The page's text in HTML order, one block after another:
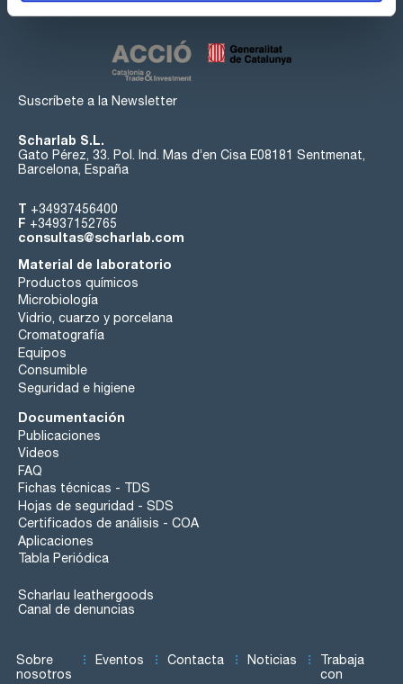
Suscríbete a la Newsletter
Scharlab S.L.
Gato Pérez, 33. Pol. Ind. Mas d’en Cisa E08181 Sentmenat,
Barcelona, España
T +34937456400
F +34937152765
consultas@scharlab.com
Material de laboratorio
Productos químicos
Microbiología
Vidrio, cuarzo y porcelana
Cromatografía
Equipos
Consumible
Seguridad e higiene
Documentación
Publicaciones
Videos
FAQ
Fichas técnicas - TDS
Hojas de seguridad - SDS
Certificados de análisis - COA
Aplicaciones
Tabla Periódica
Scharlau leathergoods
Canal de denuncias
Sobre
nosotros
Eventos Contacta Noticias
Trabaja
con